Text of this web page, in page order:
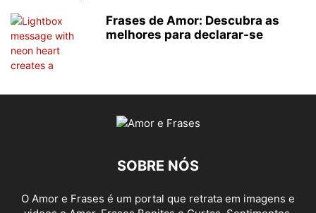
Frases de Amor: Descubra as
melhores para declarar-se
SOBRE NÓS
O Amor e Frases é um portal que retrata em imagens e